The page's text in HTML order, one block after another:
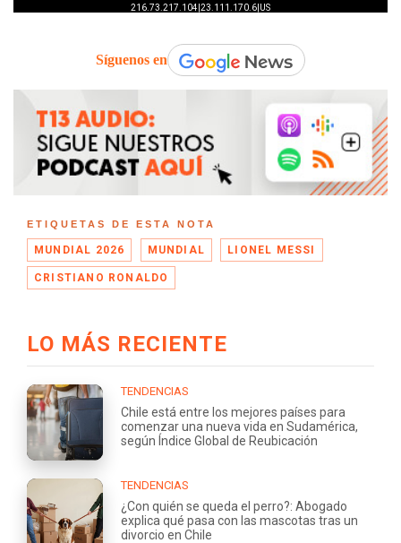
Síguenos en
ETIQUETAS DE ESTA NOTA
MUNDIAL 2026 MUNDIAL LIONEL MESSI
CRISTIANO RONALDO
LO MÁS RECIENTE
TENDENCIAS
Chile está entre los mejores países para
comenzar una nueva vida en Sudamérica,
según Índice Global de Reubicación
TENDENCIAS
¿Con quién se queda el perro?: Abogado
explica qué pasa con las mascotas tras un
divorcio en Chile